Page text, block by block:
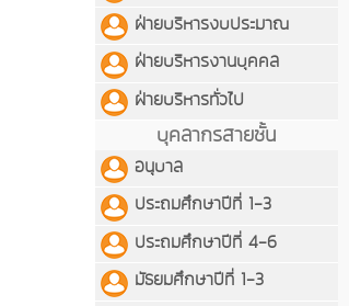
ฝ่ายบริหารงบประมาณ
ฝ่ายบริหารงานบุคคล
ฝ่ายบริหารทั่วไป
บุคลากรสายชั้น
อนุบาล
ประถมศึกษาปีที่ 1-3
ประถมศึกษาปีที่ 4-6
มัธยมศึกษาปีที่ 1-3